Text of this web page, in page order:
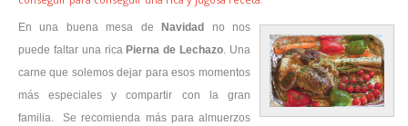
En una buena mesa de Navidad
no nos
puede faltar una rica Pierna de Lechazo. Una
carne que solemos dejar para esos momentos
más especiales y compartir con la gran
familia. Se recomienda más para almuerzos